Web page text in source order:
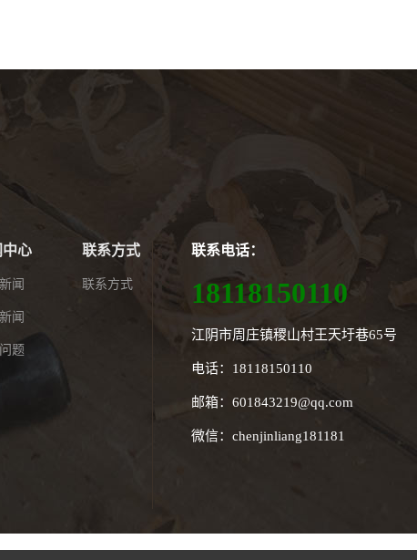
中心
闻
闻
题
联系方式
联系方式
联系电话：
18118150110
江阴市周庄镇稷山村王天圩巷65号
电话：18118150110
邮箱：601843219@qq.com
微信：chenjinliang181181